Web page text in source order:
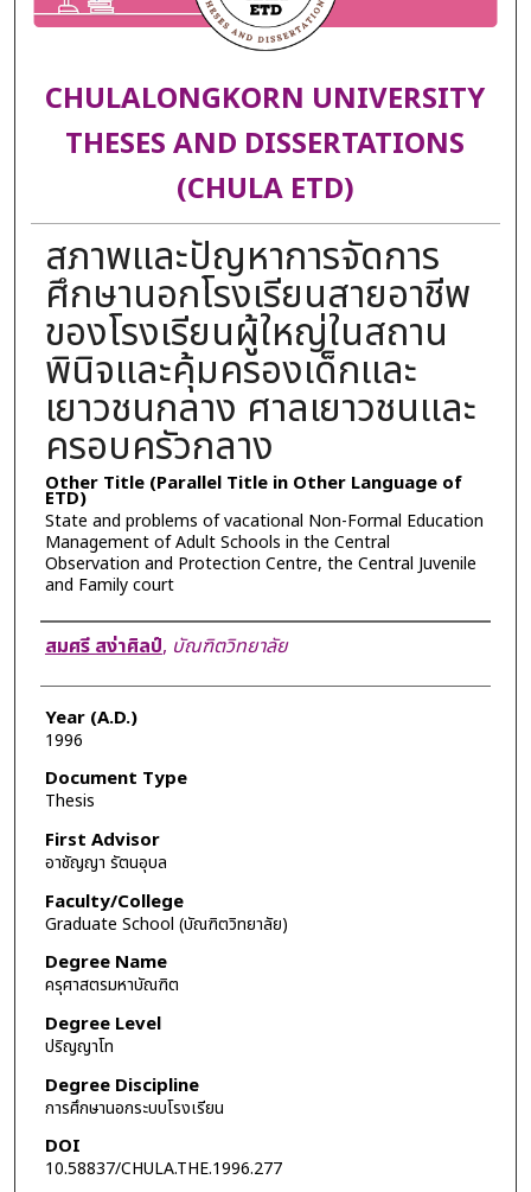
CHULALONGKORN UNIVERSITY
THESES AND DISSERTATIONS
(CHULA ETD)
สภาพและปัญหาการจัดการ
ศึกษานอกโรงเรียนสายอาชีพ
ของโรงเรียนผู้ใหญ่ในสถาน
พินิจและคุ้มครองเด็กและ
เยาวชนกลาง ศาลเยาวชนและ
ครอบครัวกลาง
Other Title (Parallel Title in Other Language of
ETD)
State and problems of vacational Non-Formal Education
Management of Adult Schools in the Central
Observation and Protection Centre, the Central Juvenile
and Family court
Author
สมศรี สง่าศิลป์, บัณฑิตวิทยาลัย
Year (A.D.)
1996
Document Type
Thesis
First Advisor
อาชัญญา รัตนอุบล
Faculty/College
Graduate School (บัณฑิตวิทยาลัย)
Degree Name
ครุศาสตรมหาบัณฑิต
Degree Level
ปริญญาโท
Degree Discipline
การศึกษานอกระบบโรงเรียน
DOI
10.58837/CHULA.THE.1996.277